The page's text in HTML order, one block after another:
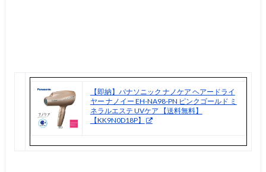
【即納】パナソニック ナノケア ヘアードライ
ヤー ナノイー EH-NA98-PN ピンクゴールド ミ
ネラルエステ UVケア 【送料無料】
【KK9N0D18P】